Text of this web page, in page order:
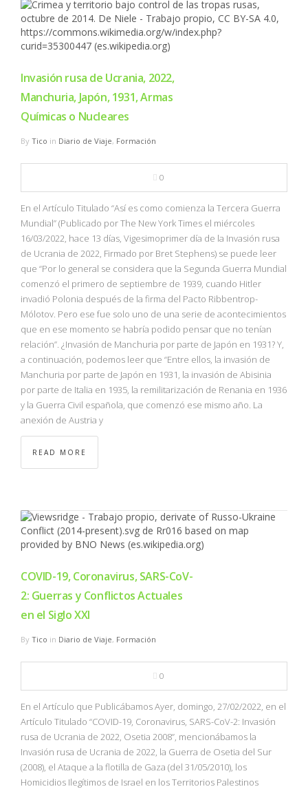
Invasión rusa de Ucrania, 2022,
Manchuria, Japón, 1931, Armas
Químicas o Nucleares
By Tico in Diario de Viaje, Formación
0
En el Artículo Titulado “Así es como comienza la Tercera Guerra
Mundial” (Publicado por The New York Times el miércoles
16/03/2022, hace 13 días, Vigesimoprimer día de la Invasión rusa
de Ucrania de 2022, Firmado por Bret Stephens) se puede leer
que “Por lo general se considera que la Segunda Guerra Mundial
comenzó el primero de septiembre de 1939, cuando Hitler
invadió Polonia después de la firma del Pacto Ribbentrop-
Mólotov. Pero ese fue solo uno de una serie de acontecimientos
que en ese momento se habría podido pensar que no tenían
relación”. ¿Invasión de Manchuria por parte de Japón en 1931? Y,
a continuación, podemos leer que “Entre ellos, la invasión de
Manchuria por parte de Japón en 1931, la invasión de Abisinia
por parte de Italia en 1935, la remilitarización de Renania en 1936
y la Guerra Civil española, que comenzó ese mismo año. La
anexión de Austria y
READ MORE
COVID-19, Coronavirus, SARS-CoV-
2: Guerras y Conflictos Actuales
en el Siglo XXI
By Tico in Diario de Viaje, Formación
0
En el Artículo que Publicábamos Ayer, domingo, 27/02/2022, en el
Artículo Titulado “COVID-19, Coronavirus, SARS-CoV-2: Invasión
rusa de Ucrania de 2022, Osetia 2008”, mencionábamos la
Invasión rusa de Ucrania de 2022, la Guerra de Osetia del Sur
(2008), el Ataque a la flotilla de Gaza (del 31/05/2010), los
Homicidios Ilegítimos de Israel en los Territorios Palestinos